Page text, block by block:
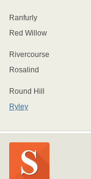
Ranfurly
Red Willow
Rivercourse
Rosalind
Round Hill
Ryley